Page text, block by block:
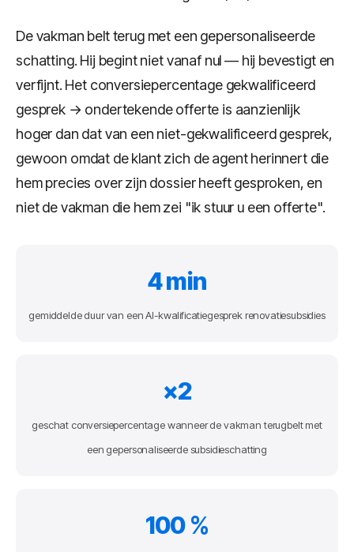
De vakman belt terug met een gepersonaliseerde
schatting. Hij begint niet vanaf nul — hij bevestigt en
verfijnt. Het conversiepercentage gekwalificeerd
gesprek → ondertekende offerte is aanzienlijk
hoger dan dat van een niet-gekwalificeerd gesprek,
gewoon omdat de klant zich de agent herinnert die
hem precies over zijn dossier heeft gesproken, en
niet de vakman die hem zei "ik stuur u een offerte".
4 min
gemiddelde duur van een AI-kwalificatiegesprek renovatiesubsidies
×2
geschat conversiepercentage wanneer de vakman terugbelt met
een gepersonaliseerde subsidieschatting
100 %